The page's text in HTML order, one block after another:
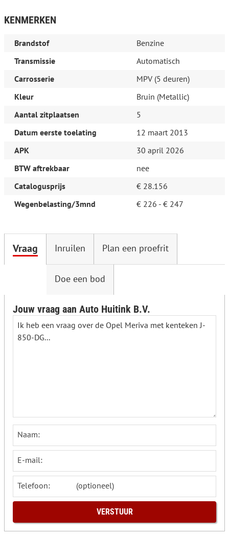
KENMERKEN
Brandstof
Benzine
Transmissie
Automatisch
Carrosserie
MPV (5 deuren)
Kleur
Bruin (Metallic)
Aantal zitplaatsen
5
Datum eerste toelating
12 maart 2013
APK
30 april 2026
BTW aftrekbaar
nee
Catalogusprijs
€ 28.156
Wegenbelasting/3mnd
€ 226 - € 247
Vraag Inruilen Plan een proefrit
Doe een bod
Jouw vraag aan Auto Huitink B.V.
Naam:
E-mail:
Telefoon: